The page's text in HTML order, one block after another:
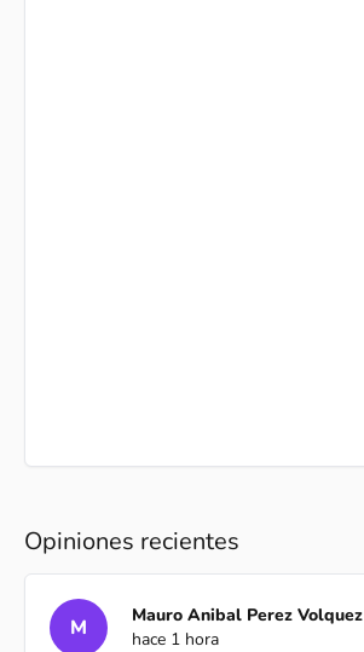
Opiniones recientes
M
Mauro Anibal Perez Volquez
hace 1 hora